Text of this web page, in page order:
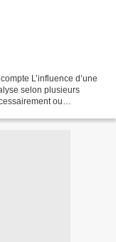
L’influence d’une
selon plusieurs
ou